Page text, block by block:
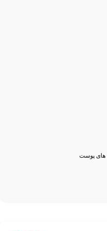
های پوست